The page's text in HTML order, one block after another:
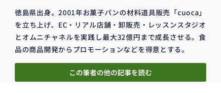
徳島県出身。2001年お菓子パンの材料道具販売「cuoca」
を立ち上げ、EC・リアル店舗・卸販売・レッスンスタジオ
とオムニチャネルを実践し最大32億円まで成長させる。食
品の商品開発からプロモーションなどを得意とする。
この筆者の他の記事を読む